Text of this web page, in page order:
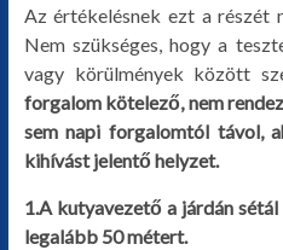
Az értékelésnek ezt a részét
Nem szükséges, hogy a
vagy körülmények között
forgalom kötelező, nem
sem napi forgalomtól távol,
kihívást jelentő helyzet.
1.A kutyavezető a járdán
legalább 50 métert.